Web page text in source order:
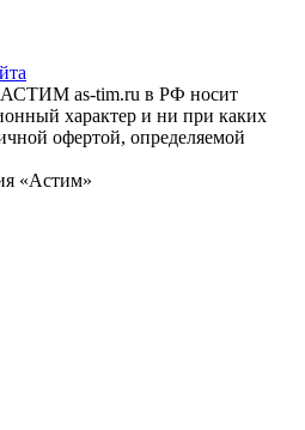
АСТИМ as-tim.ru в РФ носит
характер и ни при каких
офертой, определяемой
«Астим»